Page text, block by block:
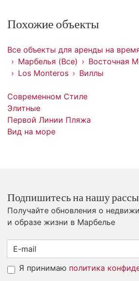
Похожие объекты
Все объекты для аренды на
Марбелья (Все)
Восточная
Los Monteros
Виллы
Современном Стиле
Элитные
Первой Линии Пляжа
Вид на море
Подпишитесь на нашу
Получайте обновления о
и образе жизни в Марбелье
Я принимаю политика